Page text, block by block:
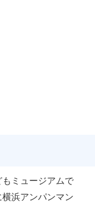
ミュージアムで
浜アンパンマン